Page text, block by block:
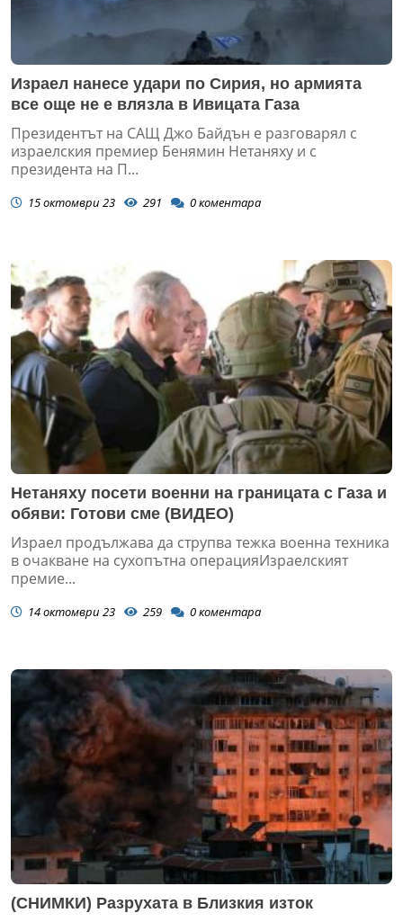
Израел нанесе удари по Сирия, но армията
все още не е влязла в Ивицата Газа
Президентът на САЩ Джо Байдън е разговарял с
израелския премиер Бенямин Нетаняху и с
президента на П...
15 октомври 23 291 0коментара
Нетаняху посети военни на границата с Газа и
обяви: Готови сме (ВИДЕО)
Израел продължава да струпва тежка военна техника
в очакване на сухопътна операцияИзраелският
премие...
14 октомври 23 259 0коментара
(СНИМКИ) Разрухата в Близкия изток